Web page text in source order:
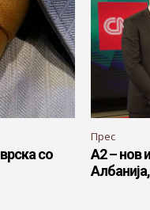
со
Прес
А2 – нов